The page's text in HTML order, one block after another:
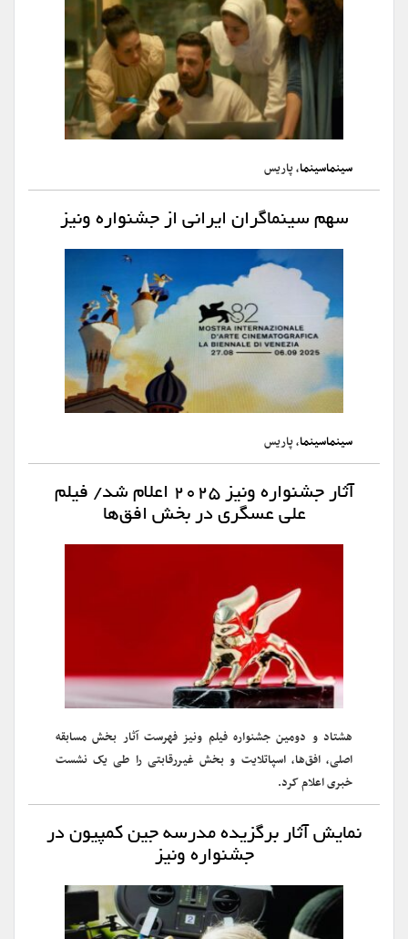
سینماسینما، پاریس
سهم سینماگران ایرانی از جشنواره ونیز
سینماسینما، پاریس
آثار جشنواره ونیز ۲۰۲۵ اعلام شد/ فیلم
علی عسگری در بخش افق‌ها
هشتاد و دومین جشنواره فیلم ونیز فهرست آثار بخش مسابقه
اصلی، افق‌ها، اسپاتلایت و بخش غیررقابتی را طی یک نشست
خبری اعلام کرد.
نمایش آثار برگزیده مدرسه جین کمپیون در
جشنواره ونیز